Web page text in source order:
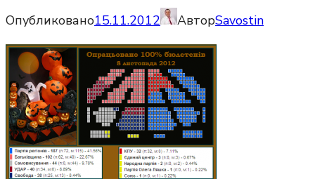
Опубликовано15.11.2012 АвторSavostin